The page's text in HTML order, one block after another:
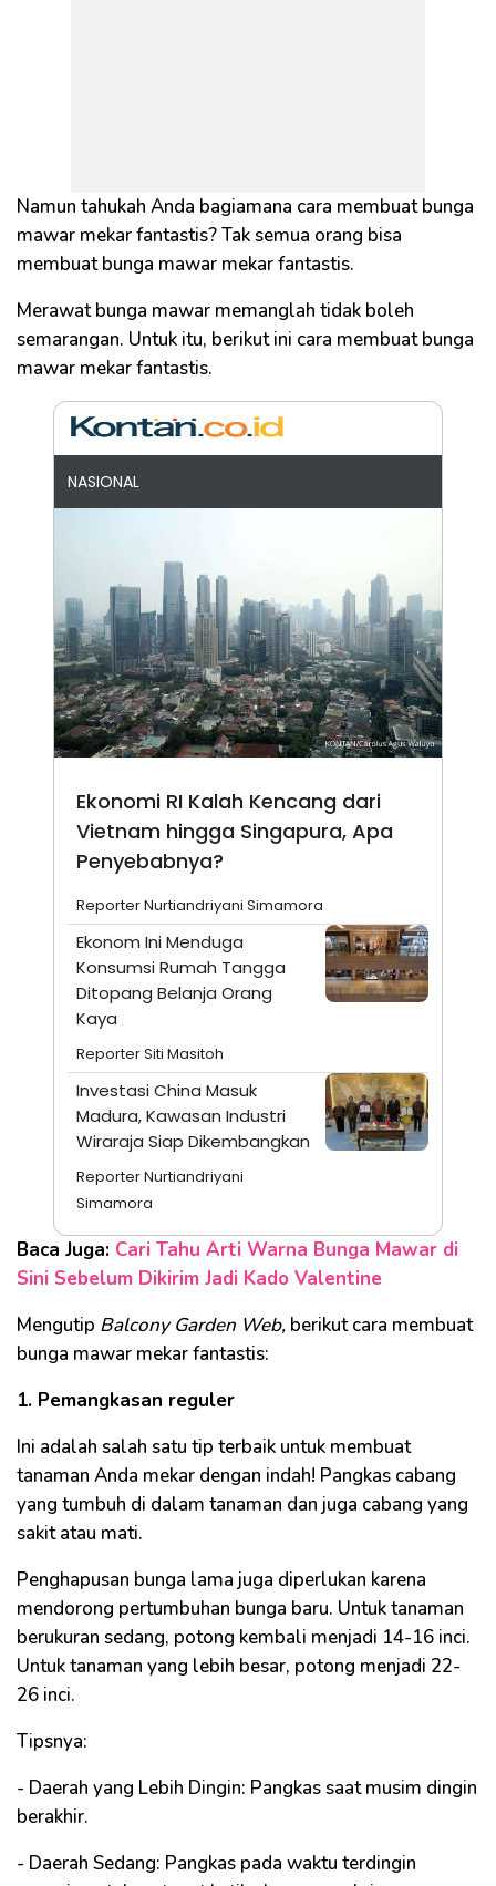
Namun tahukah Anda bagiamana cara membuat bunga
mawar mekar fantastis? Tak semua orang bisa
membuat bunga mawar mekar fantastis.
Merawat bunga mawar memanglah tidak boleh
semarangan. Untuk itu, berikut ini cara membuat bunga
mawar mekar fantastis.
NASIONAL
Ekonomi RI Kalah Kencang dari
Vietnam hingga Singapura, Apa
Penyebabnya?
Reporter Nurtiandriyani Simamora
Ekonom Ini Menduga
Konsumsi Rumah Tangga
Ditopang Belanja Orang
Kaya
Reporter Siti Masitoh
Investasi China Masuk
Madura, Kawasan Industri
Wiraraja Siap Dikembangkan
Reporter Nurtiandriyani
Simamora
Baca Juga: Cari Tahu Arti Warna Bunga Mawar di
Sini Sebelum Dikirim Jadi Kado Valentine
Mengutip Balcony Garden Web, berikut cara membuat
bunga mawar mekar fantastis:
1. Pemangkasan reguler
Ini adalah salah satu tip terbaik untuk membuat
tanaman Anda mekar dengan indah! Pangkas cabang
yang tumbuh di dalam tanaman dan juga cabang yang
sakit atau mati.
Penghapusan bunga lama juga diperlukan karena
mendorong pertumbuhan bunga baru. Untuk tanaman
berukuran sedang, potong kembali menjadi 14-16 inci.
Untuk tanaman yang lebih besar, potong menjadi 22-
26 inci.
Tipsnya:
- Daerah yang Lebih Dingin: Pangkas saat musim dingin
berakhir.
- Daerah Sedang: Pangkas pada waktu terdingin